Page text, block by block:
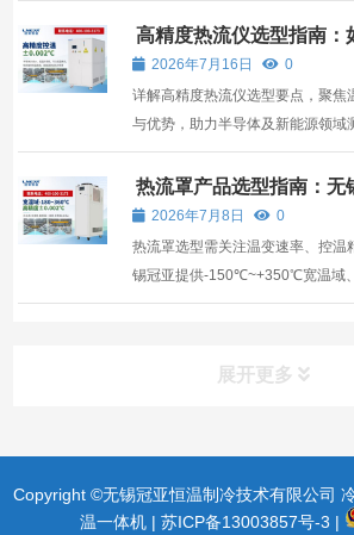
高精度热流仪选型指南：
足半导体测试需求的直销
2026年7月16日
0
详解高精度热流仪选型要点，聚焦
与优势，助力半导体及新能源领域
热流罩产品选型指南：无
高可靠性测试需求
2026年7月8日
0
热流罩选型需关注温变速率、控温
锡冠亚提供-150℃~+350℃宽温域
决方案。
展开更多
Copyright ©无锡冠亚恒温制冷技术有限公司
温一体机 | 苏ICP备13003857号-3 |